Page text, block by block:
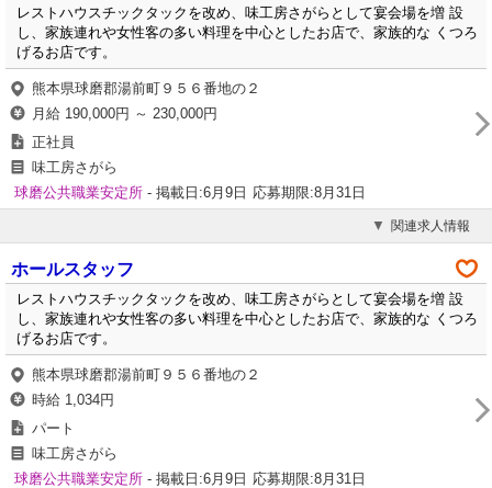
レストハウスチックタックを改め、味工房さがらとして宴会場を増 設
し、家族連れや女性客の多い料理を中心としたお店で、家族的な くつろ
げるお店です。
熊本県球磨郡湯前町９５６番地の２
月給 190,000円 ～ 230,000円
正社員
味工房さがら
球磨公共職業安定所 - 掲載日:6月9日 応募期限:8月31日
関連求人情報
ホールスタッフ
レストハウスチックタックを改め、味工房さがらとして宴会場を増 設
し、家族連れや女性客の多い料理を中心としたお店で、家族的な くつろ
げるお店です。
熊本県球磨郡湯前町９５６番地の２
時給 1,034円
パート
味工房さがら
球磨公共職業安定所 - 掲載日:6月9日 応募期限:8月31日